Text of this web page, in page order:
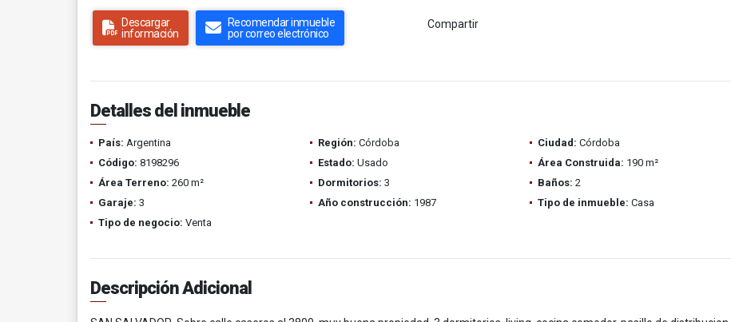
Descargar
información
Recomendar inmueble
por correo electrónico
Compartir
Detalles del inmueble
País: Argentina Región: Córdoba Ciudad: Córdoba
Código: 8198296 Estado: Usado Área Construida: 190 m²
Área Terreno: 260 m² Dormitorios: 3 Baños: 2
Garaje: 3 Año construcción: 1987 Tipo de inmueble: Casa
Tipo de negocio: Venta
Descripción Adicional